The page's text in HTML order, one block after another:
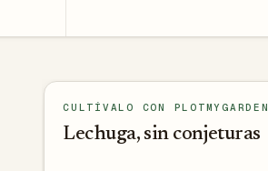
CULTÍVALO CON PLOTMYGARDEN
Lechuga, sin conjeturas